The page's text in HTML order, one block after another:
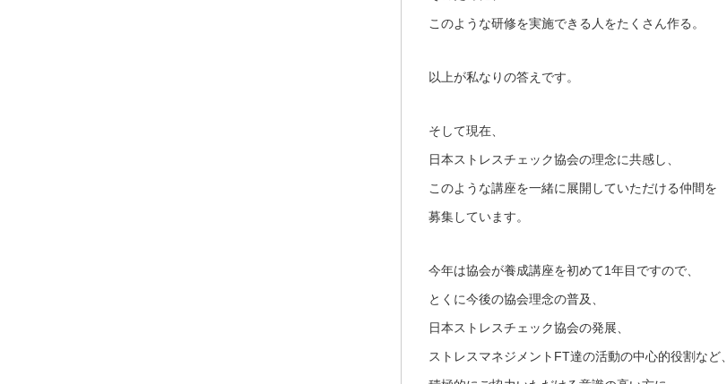
このような研修を実施できる人をたくさん作る。
以上が私なりの答えです。
そして現在、
日本ストレスチェック協会の理念に共感し、
このような講座を一緒に展開していただける仲間を
募集しています。
今年は協会が養成講座を初めて1年目ですので、
とくに今後の協会理念の普及、
日本ストレスチェック協会の発展、
ストレスマネジメントFT達の活動の中心的役割など、